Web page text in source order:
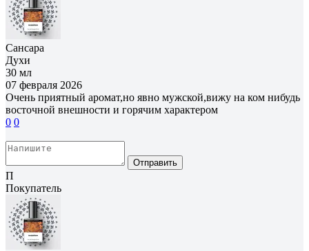
Сансара
Духи
30 мл
07 февраля 2026
Очень приятный аромат,но явно мужской,вижу на ком нибудь
восточной внешности и горячим характером
0 0
Отправить
П
Покупатель